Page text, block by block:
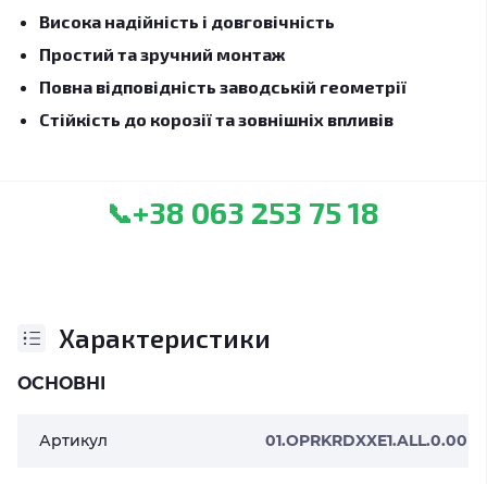
Висока надійність і довговічність
Простий та зручний монтаж
Повна відповідність заводській геометрії
Стійкість до корозії та зовнішніх впливів
📞+38 063 253 75 18
Характеристики
ОСНОВНІ
Артикул 01.OPRKRDXXE1.ALL.0.00